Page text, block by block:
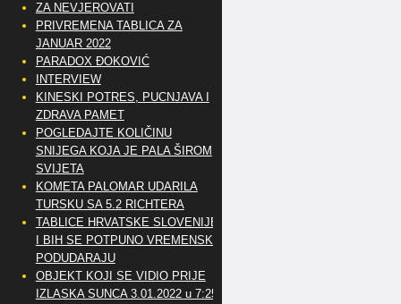
ZA NEVJEROVATI
PRIVREMENA TABLICA ZA
JANUAR 2022
PARADOX ĐOKOVIĆ
INTERVIEW
KINESKI POTRES, PUCNJAVA I
ZDRAVA PAMET
POGLEDAJTE KOLIČINU
SNIJEGA KOJA JE PALA ŠIROM
SVIJETA
KOMETA PALOMAR UDARILA
TURSKU SA 5.2 RICHTERA
TABLICE HRVATSKE SLOVENIJE
I BIH SE POTPUNO VREMENSKI
PODUDARAJU
OBJEKT KOJI SE VIDIO PRIJE
IZLASKA SUNCA 3.01.2022 u 7:25